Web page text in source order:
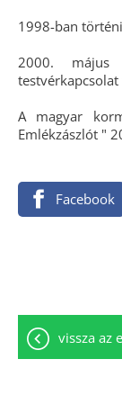
1998-ban
2000. május
A magyar
Emlékzászlót "
Facebook
vissza az